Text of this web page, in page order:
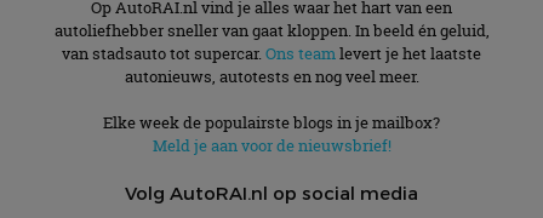
Op AutoRAI.nl vind je alles waar het hart van een
autoliefhebber sneller van gaat kloppen. In beeld én geluid,
van stadsauto tot supercar. Ons teamlevert je het laatste
autonieuws, autotests en nog veel meer.
Elke week de populairste blogs in je mailbox?
Meld je aan voor de nieuwsbrief!
Volg AutoRAI.nl op social media